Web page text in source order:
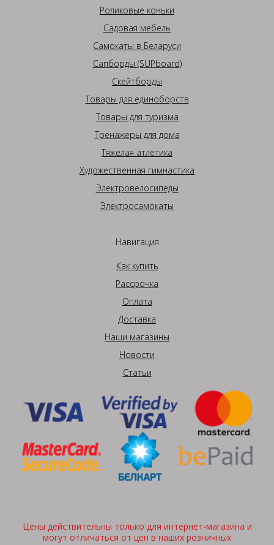
Роликовые коньки
Садовая мебель
Самокаты в Беларуси
Сапборды (SUPboard)
Скейтборды
Товары для единоборств
Товары для туризма
Тренажеры для дома
Тяжелая атлетика
Художественная гимнастика
Электровелосипеды
Электросамокаты
Навигация
Как купить
Рассрочка
Оплата
Доставка
Наши магазины
Новости
Статьи
Цены действительны только для интернет-магазина и
могут отличаться от цен в наших розничных